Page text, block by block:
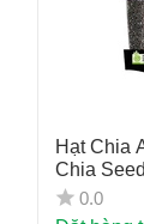
Hạt Chia
Chia
0.0